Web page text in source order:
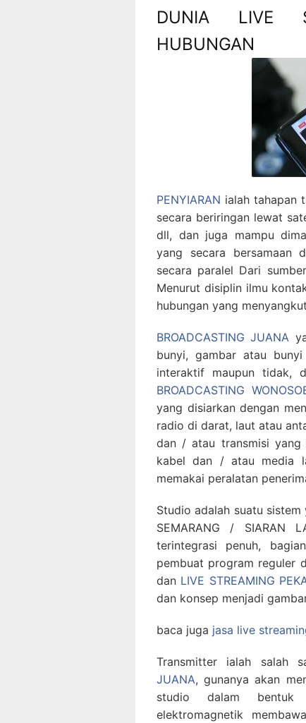
DUNIA LIVE
HUBUNGAN
PENYIARAN ialah tahapan
secara beriringan lewat
dll, dan juga mampu
yang secara bersamaan
secara paralel Dari
Menurut disiplin ilmu
hubungan yang
BROADCASTING JUANA
bunyi, gambar atau
interaktif maupun tidak,
BROADCASTING
yang disiarkan dengan
radio di darat, laut atau
dan / atau transmisi yang
kabel dan / atau media
memakai peralatan
Studio adalah suatu
SEMARANG / SIARAN
terintegrasi penuh,
pembuat program reguler
dan LIVE STREAMING
dan konsep menjadi
baca juga jasa live
Transmitter ialah salah
JUANA, gunanya akan
studio dalam bentuk
elektromagnetik